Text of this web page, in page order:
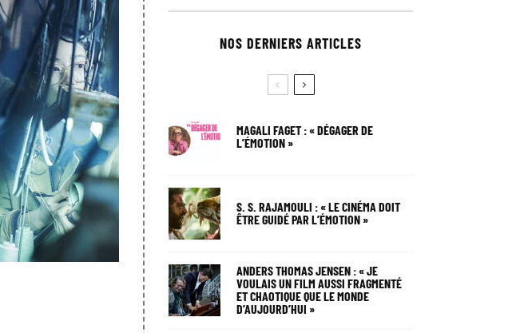
NOS DERNIERS ARTICLES
MAGALI FAGET : « DÉGAGER DE
L’ÉMOTION »
S. S. RAJAMOULI : « LE CINÉMA DOIT
ÊTRE GUIDÉ PAR L’ÉMOTION »
ANDERS THOMAS JENSEN : « JE
VOULAIS UN FILM AUSSI FRAGMENTÉ
ET CHAOTIQUE QUE LE MONDE
D’AUJOURD’HUI »